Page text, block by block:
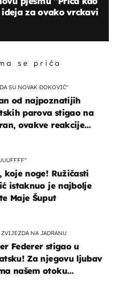
za ovako vrckavi
se priča
SU NOVAK ĐOKOVIĆ"
od najpoznatijih
parova stigao na
ovakve reakcije
koje noge! Ružičasti
istaknuo je najbolje
Maje Šuput
ZVIJEZDA NA JADRANU
Federer stigao u
Za njegovu ljubav
našem otoku